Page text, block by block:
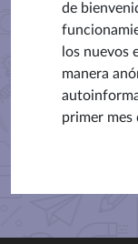
de
los nuevos
manera
primer mes